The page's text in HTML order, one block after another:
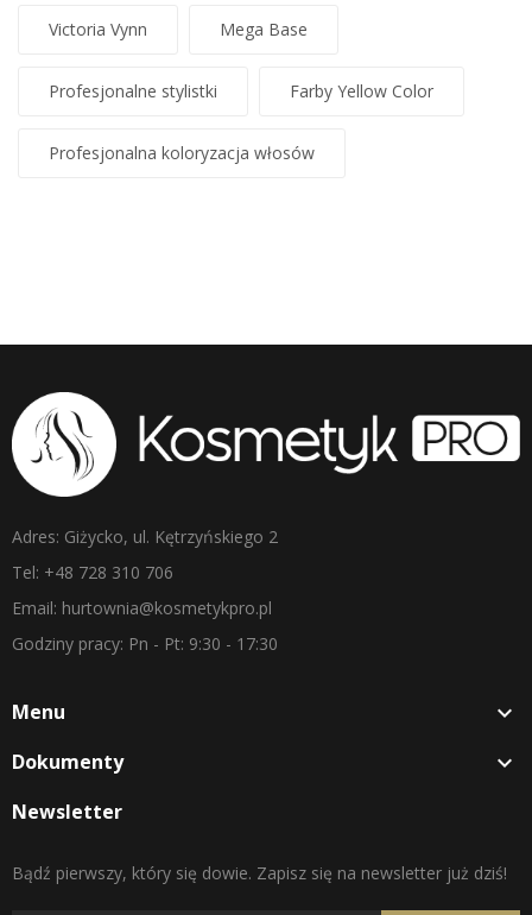
Victoria Vynn Mega Base
Profesjonalne stylistki Farby Yellow Color
Profesjonalna koloryzacja włosów
Adres: Giżycko, ul. Kętrzyńskiego 2
Tel: +48 728 310 706
Email: hurtownia@kosmetykpro.pl
Godziny pracy: Pn - Pt: 9:30 - 17:30
Menu 
Dokumenty 
Newsletter
Bądź pierwszy, który się dowie. Zapisz się na newsletter już dziś!